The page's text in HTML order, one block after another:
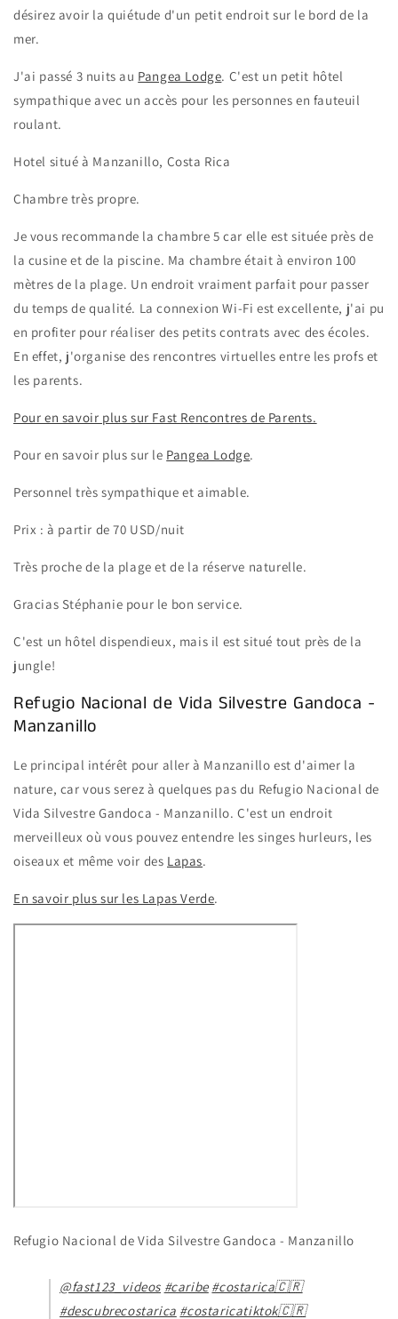
désirez avoir la quiétude d'un petit endroit sur le bord de la
mer.
J'ai passé 3 nuits au Pangea Lodge. C'est un petit hôtel
sympathique avec un accès pour les personnes en fauteuil
roulant.
Hotel situé à Manzanillo, Costa Rica
Chambre très propre.
Je vous recommande la chambre 5 car elle est située près de
la cusine et de la piscine. Ma chambre était à environ 100
mètres de la plage. Un endroit vraiment parfait pour passer
du temps de qualité. La connexion Wi-Fi est excellente, j'ai pu
en profiter pour réaliser des petits contrats avec des écoles.
En effet, j'organise des rencontres virtuelles entre les profs et
les parents.
Pour en savoir plus sur Fast Rencontres de Parents.
Pour en savoir plus sur le Pangea Lodge.
Personnel très sympathique et aimable.
Prix : à partir de 70 USD/nuit
Très proche de la plage et de la réserve naturelle.
Gracias Stéphanie pour le bon service.
C'est un hôtel dispendieux, mais il est situé tout près de la
jungle!
Refugio Nacional de Vida Silvestre Gandoca -
Manzanillo
Le principal intérêt pour aller à Manzanillo est d'aimer la
nature, car vous serez à quelques pas du Refugio Nacional de
Vida Silvestre Gandoca - Manzanillo. C'est un endroit
merveilleux où vous pouvez entendre les singes hurleurs, les
oiseaux et même voir des Lapas.
En savoir plus sur les Lapas Verde.
Refugio Nacional de Vida Silvestre Gandoca - Manzanillo
@fast123_videos #caribe #costarica🇨🇷
#descubrecostarica #costaricatiktok🇨🇷